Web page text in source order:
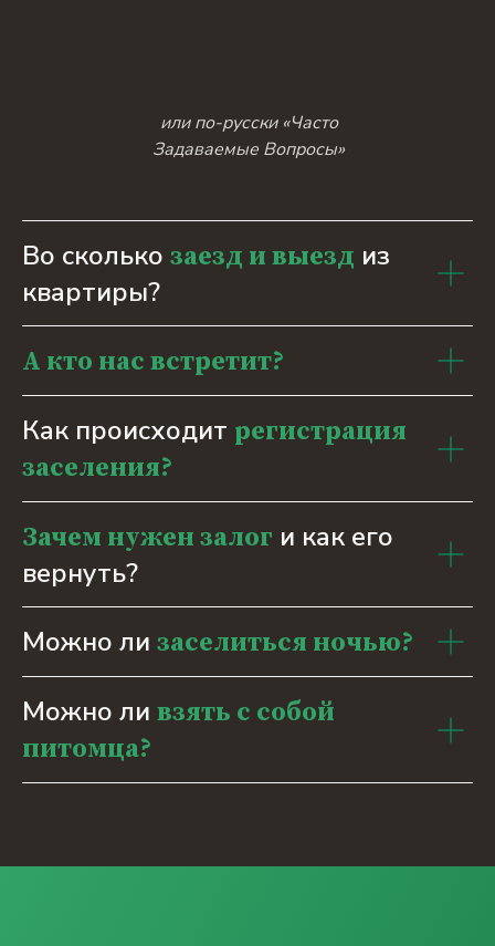
или по-русски «Часто
Задаваемые Вопросы»
Во сколько заезд и выезд из
квартиры?
А кто нас встретит?
Как происходит регистрация
заселения?
Зачем нужен залог и как его
вернуть?
Можно ли заселиться ночью?
Можно ли взять с собой
питомца?